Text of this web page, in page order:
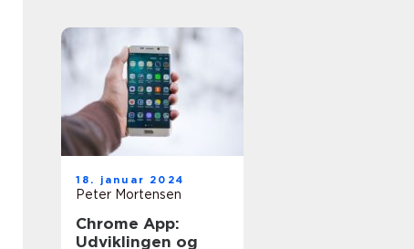
18. januar 2024
Peter Mortensen
Chrome App:
Udviklingen og